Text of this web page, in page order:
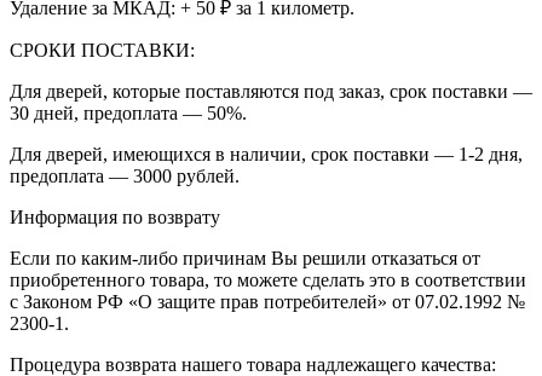
Удаление за МКАД: + 50 ₽ за 1 километр.
СРОКИ ПОСТАВКИ:
Для дверей, которые поставляются под заказ, срок поставки —
30 дней, предоплата — 50%.
Для дверей, имеющихся в наличии, срок поставки — 1-2 дня,
предоплата — 3000 рублей.
Информация по возврату
Если по каким-либо причинам Вы решили отказаться от
приобретенного товара, то можете сделать это в соответствии
с Законом РФ «О защите прав потребителей» от 07.02.1992 №
2300-1.
Процедура возврата нашего товара надлежащего качества: